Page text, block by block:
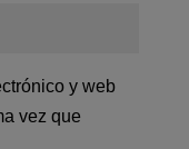
y web
vez que